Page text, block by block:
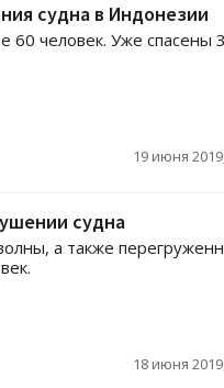
судна в Индонезии
60 человек. Уже спасены
19 июня
судна
а также
18 июня